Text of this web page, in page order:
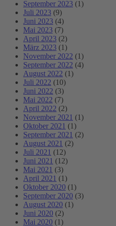
September 2023 (1)
Juli 2023 (9)
Juni 2023 (4)
Mai 2023 (7)
April 2023 (2)
März 2023 (1)
November 2022 (1)
September 2022 (4)
August 2022 (1)
Juli 2022 (10)
Juni 2022 (3)
Mai 2022 (7)
April 2022 (2)
November 2021 (1)
Oktober 2021 (1)
September 2021 (2)
August 2021 (2)
Juli 2021 (12)
Juni 2021 (12)
Mai 2021 (3)
April 2021 (1)
Oktober 2020 (1)
September 2020 (3)
August 2020 (1)
Juni 2020 (2)
Mai 2020 (1)